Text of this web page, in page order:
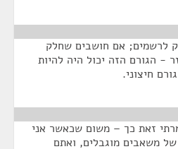
לרשמים; אם חושבים שחלק
- הגורם הזה יכול היה להיות
חיצוני.
זאת כך – משום שכאשר אני
משאבים מוגבלים, ואתם